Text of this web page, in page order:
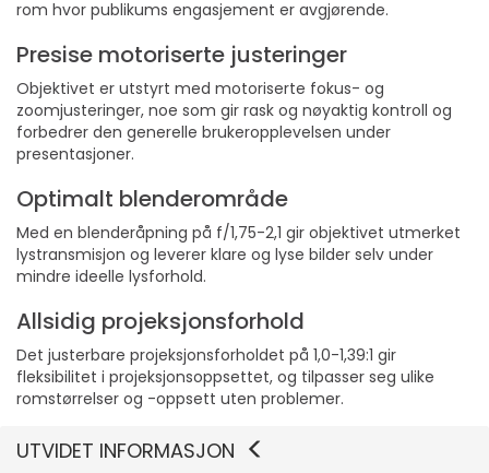
rom hvor publikums engasjement er avgjørende.
Presise motoriserte justeringer
Objektivet er utstyrt med motoriserte fokus- og
zoomjusteringer, noe som gir rask og nøyaktig kontroll og
forbedrer den generelle brukeropplevelsen under
presentasjoner.
Optimalt blenderområde
Med en blenderåpning på f/1,75-2,1 gir objektivet utmerket
lystransmisjon og leverer klare og lyse bilder selv under
mindre ideelle lysforhold.
Allsidig projeksjonsforhold
Det justerbare projeksjonsforholdet på 1,0-1,39:1 gir
fleksibilitet i projeksjonsoppsettet, og tilpasser seg ulike
romstørrelser og -oppsett uten problemer.
UTVIDET INFORMASJON